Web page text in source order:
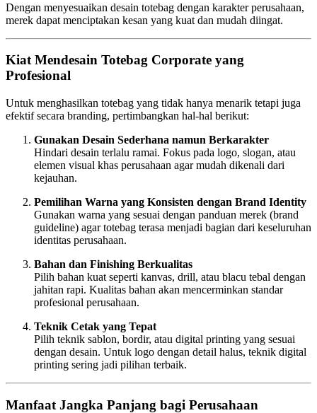
Dengan menyesuaikan desain totebag dengan karakter perusahaan,
merek dapat menciptakan kesan yang kuat dan mudah diingat.
Kiat Mendesain Totebag Corporate yang
Profesional
Untuk menghasilkan totebag yang tidak hanya menarik tetapi juga
efektif secara branding, pertimbangkan hal-hal berikut:
Gunakan Desain Sederhana namun Berkarakter
Hindari desain terlalu ramai. Fokus pada logo, slogan, atau
elemen visual khas perusahaan agar mudah dikenali dari
kejauhan.
Pemilihan Warna yang Konsisten dengan Brand Identity
Gunakan warna yang sesuai dengan panduan merek (brand
guideline) agar totebag terasa menjadi bagian dari keseluruhan
identitas perusahaan.
Bahan dan Finishing Berkualitas
Pilih bahan kuat seperti kanvas, drill, atau blacu tebal dengan
jahitan rapi. Kualitas bahan akan mencerminkan standar
profesional perusahaan.
Teknik Cetak yang Tepat
Pilih teknik sablon, bordir, atau digital printing yang sesuai
dengan desain. Untuk logo dengan detail halus, teknik digital
printing sering jadi pilihan terbaik.
Manfaat Jangka Panjang bagi Perusahaan